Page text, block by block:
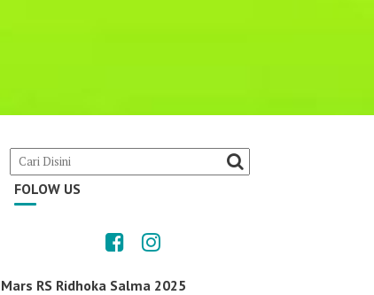
FOLOW US
Mars RS Ridhoka Salma 2025